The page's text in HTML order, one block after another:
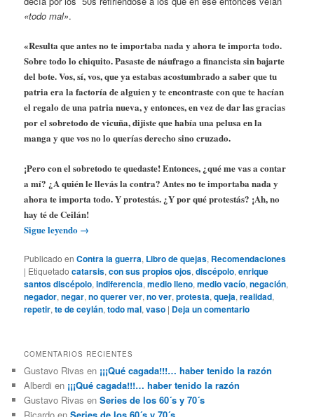
«todo mal».
«Resulta que antes no te importaba nada y ahora te importa todo.
Sobre todo lo chiquito. Pasaste de náufrago a financista sin bajarte
del bote. Vos, sí, vos, que ya estabas acostumbrado a saber que tu
patria era la factoría de alguien y te encontraste con que te hacían
el regalo de una patria nueva, y entonces, en vez de dar las gracias
por el sobretodo de vicuña, dijiste que había una pelusa en la
manga y que vos no lo querías derecho sino cruzado.
¡Pero con el sobretodo te quedaste! Entonces, ¿qué me vas a contar
a mí? ¿A quién le llevás la contra? Antes no te importaba nada y
ahora te importa todo. Y protestás. ¿Y por qué protestás? ¡Ah, no
hay té de Ceilán!
Sigue leyendo →
Publicado en Contra la guerra, Libro de quejas, Recomendaciones
| Etiquetado catarsis,con sus propios ojos,discépolo,enrique
santos discépolo,indiferencia,medio lleno,medio vacío,negación,
negador,negar,no querer ver,no ver,protesta,queja,realidad,
repetir,te de ceylán,todo mal,vaso | Deja un comentario
COMENTARIOS RECIENTES
Gustavo Rivas en ¡¡¡Qué cagada!!!… haber tenido la razón
Alberdi en ¡¡¡Qué cagada!!!… haber tenido la razón
Gustavo Rivas enSeries de los 60´s y 70´s